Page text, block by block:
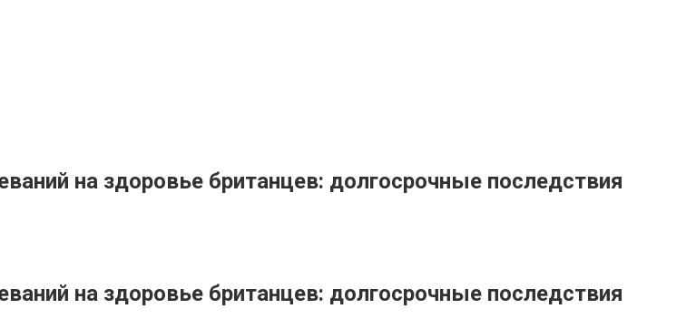
на здоровье британцев: долгосрочные последствия
на здоровье британцев: долгосрочные последствия